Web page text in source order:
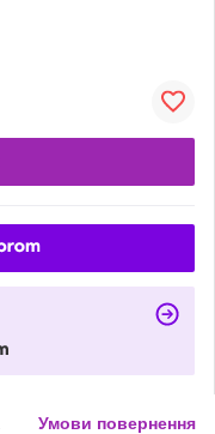
Умови повернення